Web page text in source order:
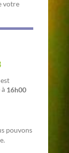
votre
à 16h00
pouvons